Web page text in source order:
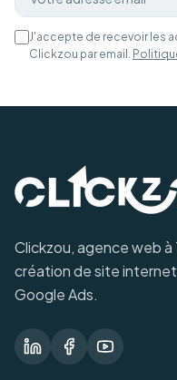
J'accepte de recevoir les
Clickzou par email.
Clickzou, agence web
création de site
Google Ads.